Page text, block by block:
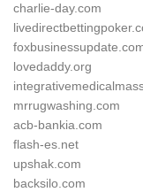
charlie-day.com
lovedaddy.org
mrrugwashing.com
acb-bankia.com
flash-es.net
upshak.com
backsilo.com